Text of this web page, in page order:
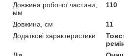
Довжина робочої частини,
мм
110
Довжина, см
11
Додаткові характеристики